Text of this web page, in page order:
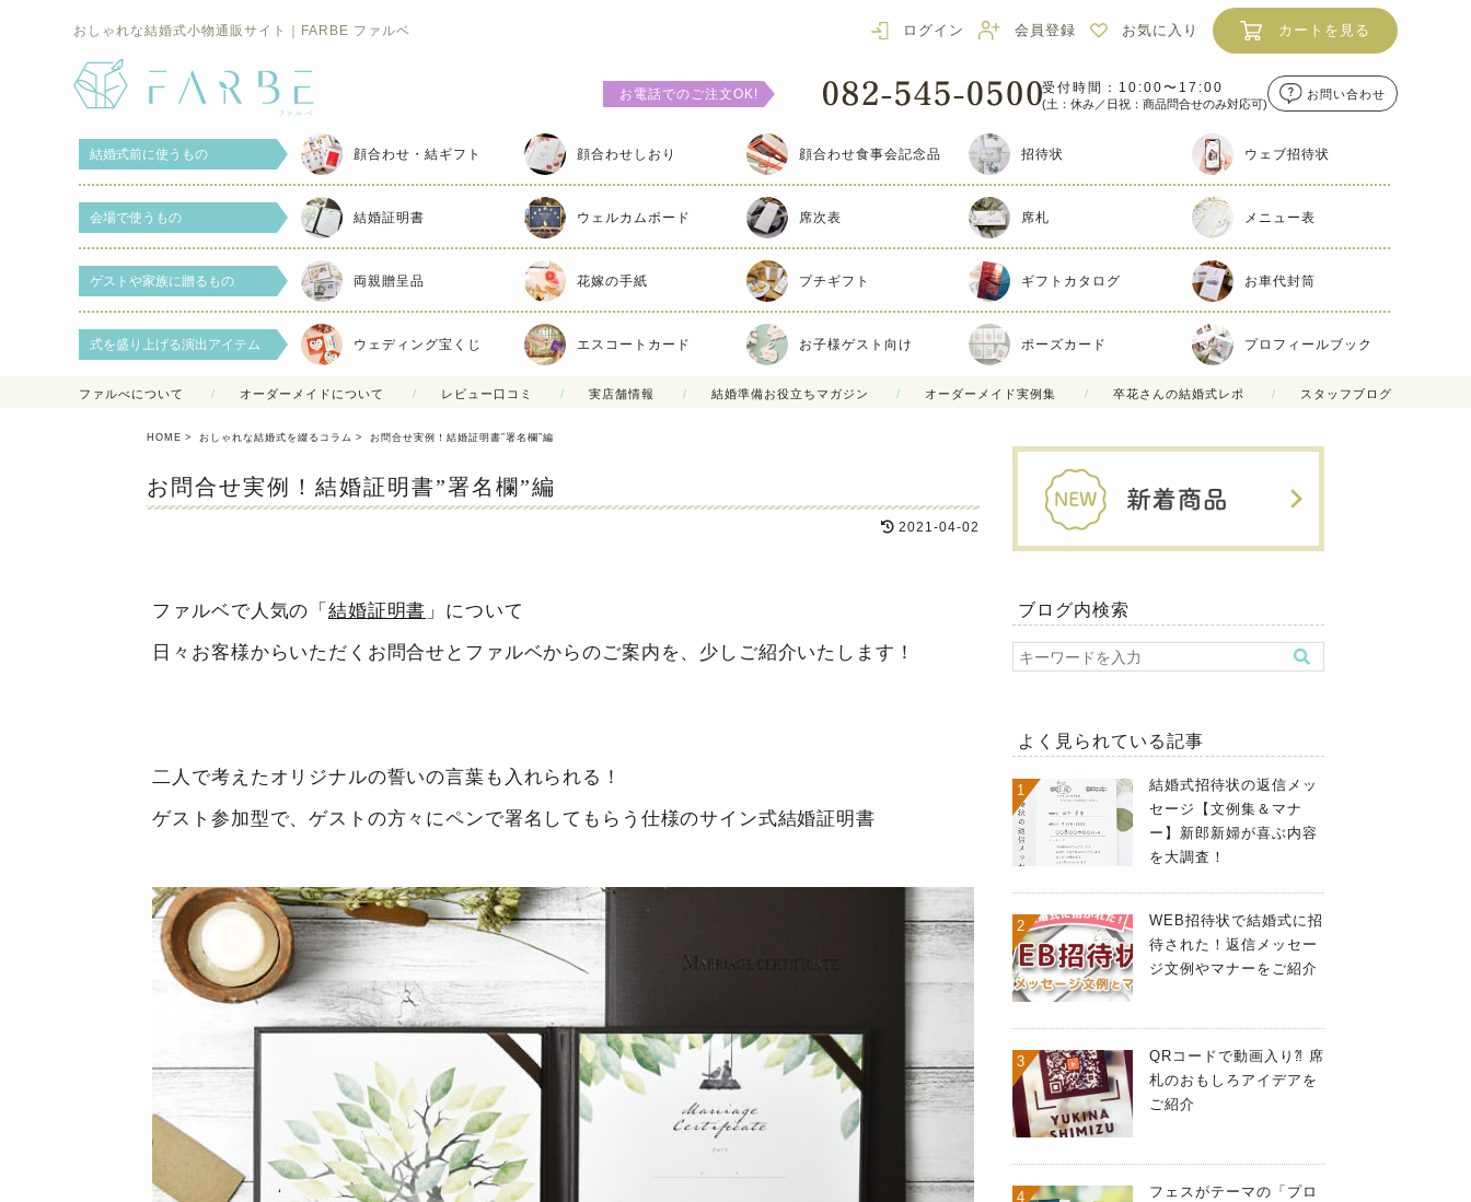
おしゃれな結婚式小物通販サイト｜FARBE ファルベ ログイン 会員登録 お気に入り カートを見る
お電話でのご注文OK! 受付時間：10:00〜17:00
(土：休み／日祝：商品問合せのみ対応可)
お問い合わせ
結婚式前に使うもの 顔合わせ・結ギフト 顔合わせしおり 顔合わせ食事会記念品 招待状 ウェブ招待状
会場で使うもの 結婚証明書 ウェルカムボード 席次表 席札 メニュー表
ゲストや家族に贈るもの 両親贈呈品 花嫁の手紙 プチギフト ギフトカタログ お車代封筒
式を盛り上げる演出アイテム ウェディング宝くじ エスコートカード お子様ゲスト向け ポーズカード プロフィールブック
ファルべについて オーダーメイドについて レビュー口コミ 実店舗情報 結婚準備お役立ちマガジン オーダーメイド実例集 卒花さんの結婚式レポ スタッフブログ
HOME おしゃれな結婚式を綴るコラム お問合せ実例！結婚証明書”署名欄”編
お問合せ実例！結婚証明書”署名欄”編
2021-04-02
ファルベで人気の「結婚証明書 」について
日々お客様からいただくお問合せとファルベからのご案内を、少しご紹介いたします！
二人で考えたオリジナルの誓いの言葉も入れられる！
ゲスト参加型で、ゲストの方々にペンで署名してもらう仕様のサイン式結婚証明書
ブログ内検索
よく見られている記事
結婚式招待状の返信メッ
セージ【文例集＆マナ
ー】新郎新婦が喜ぶ内容
を大調査！
WEB招待状で結婚式に招
待された！返信メッセー
ジ文例やマナーをご紹介
QRコードで動画入り⁈ 席
札のおもしろアイデアを
ご紹介
フェスがテーマの「プロ